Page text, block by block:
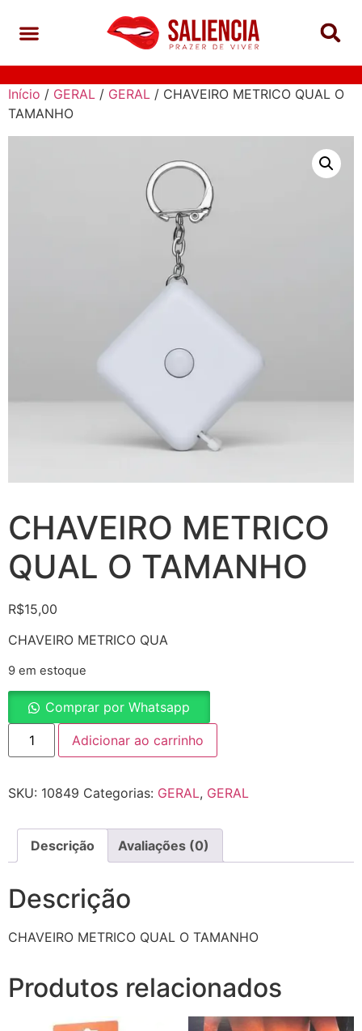
Início / GERAL / GERAL / CHAVEIRO METRICO QUAL O
TAMANHO
CHAVEIRO METRICO
QUAL O TAMANHO
R$15,00
CHAVEIRO METRICO QUA
9 em estoque
Comprar por Whatsapp
Adicionar ao carrinho
SKU: 10849 Categorias: GERAL, GERAL
Descrição Avaliações (0)
Descrição
CHAVEIRO METRICO QUAL O TAMANHO
Produtos relacionados